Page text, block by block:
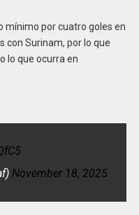
mínimo por cuatro goles en
con Surinam, por lo que
lo que ocurra en
November 18, 2025